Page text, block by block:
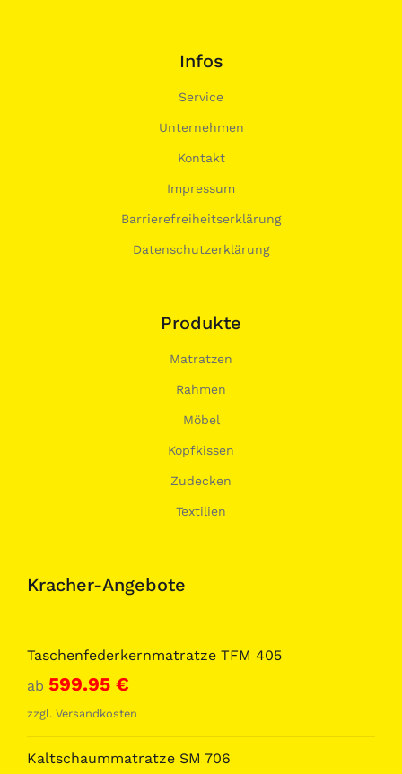
Infos
Service
Unternehmen
Kontakt
Impressum
Barrierefreiheitserklärung
Datenschutzerklärung
Produkte
Matratzen
Rahmen
Möbel
Kopfkissen
Zudecken
Textilien
Kracher-Angebote
Taschenfederkernmatratze TFM 405
ab 599.95 €
zzgl. Versandkosten
Kaltschaummatratze SM 706